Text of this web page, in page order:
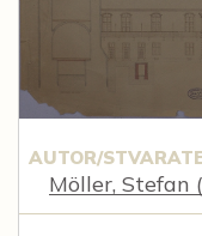
AUTOR/
Möller, Stefan